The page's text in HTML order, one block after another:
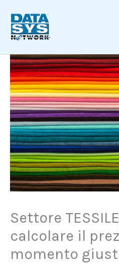
content
Settore
calcolare il
momento